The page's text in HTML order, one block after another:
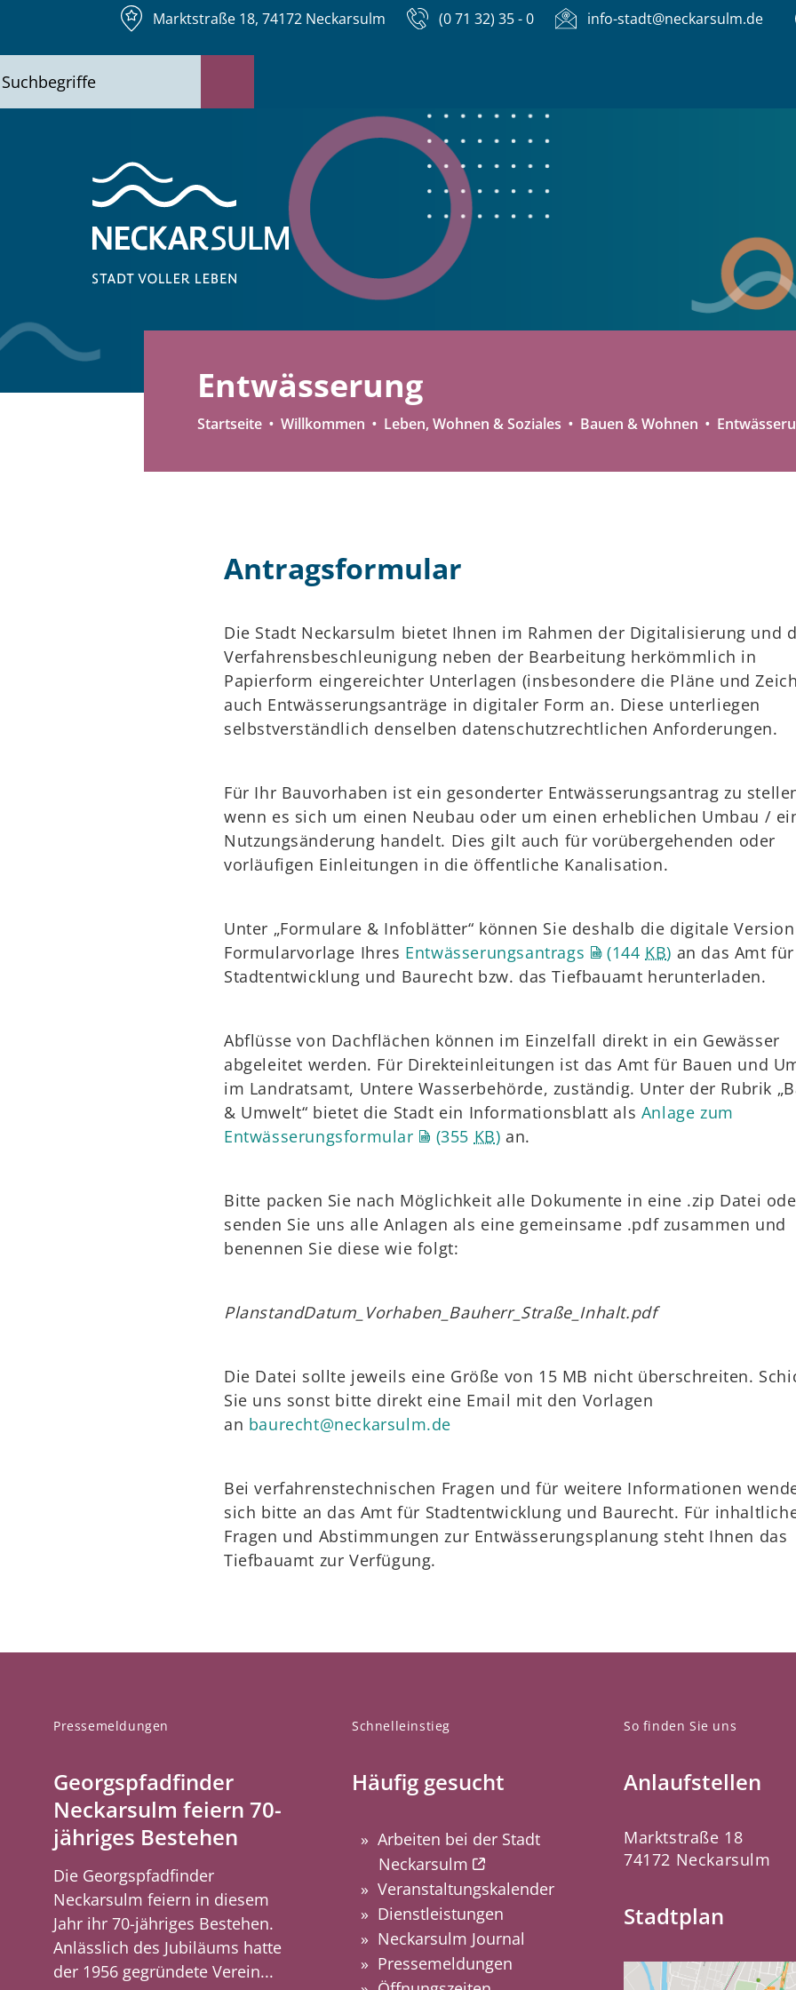
Marktstraße 18, 74172 Neckarsulm (0 71 32) 35 - 0 info-stadt@neckarsulm.de
Entwässerung
Startseite Willkommen Leben, Wohnen & Soziales Bauen & Wohnen
Antragsformular
Die Stadt Neckarsulm bietet Ihnen im Rahmen der Digitalisierung und
Verfahrensbeschleunigung neben der Bearbeitung herkömmlich in
Papierform eingereichter Unterlagen (insbesondere die Pläne und
auch Entwässerungsanträge in digitaler Form an. Diese unterliegen
selbstverständlich denselben datenschutzrechtlichen Anforderungen.
Für Ihr Bauvorhaben ist ein gesonderter Entwässerungsantrag zu
wenn es sich um einen Neubau oder um einen erheblichen Umbau /
Nutzungsänderung handelt. Dies gilt auch für vorübergehenden oder
vorläufigen Einleitungen in die öffentliche Kanalisation.
Unter „Formulare & Infoblätter“ können Sie deshalb die digitale
Formularvorlage Ihres Entwässerungsantrags (144 KB) an das Amt für
Stadtentwicklung und Baurecht bzw. das Tiefbauamt herunterladen.
Abflüsse von Dachflächen können im Einzelfall direkt in ein Gewässer
abgeleitet werden. Für Direkteinleitungen ist das Amt für Bauen und
im Landratsamt, Untere Wasserbehörde, zuständig. Unter der Rubrik
& Umwelt“ bietet die Stadt ein Informationsblatt als Anlage zum
Entwässerungsformular
(355 KB) an.
Bitte packen Sie nach Möglichkeit alle Dokumente in eine .zip Datei
senden Sie uns alle Anlagen als eine gemeinsame .pdf zusammen und
benennen Sie diese wie folgt:
PlanstandDatum_Vorhaben_Bauherr_Straße_Inhalt.pdf
Die Datei sollte jeweils eine Größe von 15 MB nicht überschreiten.
Sie uns sonst bitte direkt eine Email mit den Vorlagen
an baurecht@neckarsulm.de
Bei verfahrenstechnischen Fragen und für weitere Informationen
sich bitte an das Amt für Stadtentwicklung und Baurecht. Für
Fragen und Abstimmungen zur Entwässerungsplanung steht Ihnen das
Tiefbauamt zur Verfügung.
Pressemeldungen
Georgspfadfinder
Neckarsulm feiern 70-
jähriges Bestehen
Die Georgspfadfinder
Neckarsulm feiern in diesem
Jahr ihr 70-jähriges Bestehen.
Anlässlich des Jubiläums hatte
der 1956 gegründete Verein...
Schnelleinstieg
Häufig gesucht
Arbeiten bei der Stadt
Neckarsulm
Veranstaltungskalender
Dienstleistungen
Neckarsulm Journal
Pressemeldungen
So finden Sie uns
Anlaufstellen
Marktstraße 18
74172 Neckarsulm
Stadtplan